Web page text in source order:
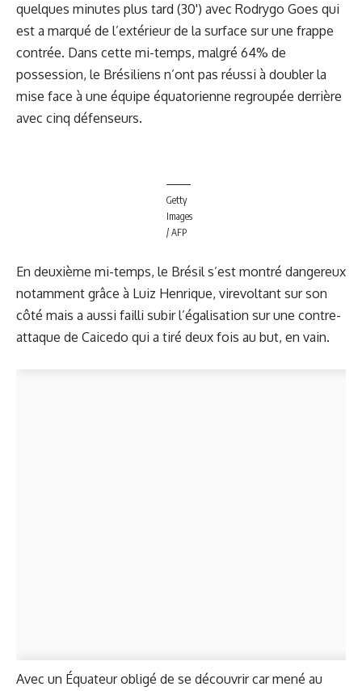
quelques minutes plus tard (30') avec Rodrygo Goes qui
est a marqué de l’extérieur de la surface sur une frappe
contrée. Dans cette mi-temps, malgré 64% de
possession, le Brésiliens n’ont pas réussi à doubler la
mise face à une équipe équatorienne regroupée derrière
avec cinq défenseurs.
Getty
Images
/ AFP
En deuxième mi-temps, le Brésil s’est montré dangereux
notamment grâce à Luiz Henrique, virevoltant sur son
côté mais a aussi failli subir l’égalisation sur une contre-
attaque de Caicedo qui a tiré deux fois au but, en vain.
Avec un Équateur obligé de se découvrir car mené au